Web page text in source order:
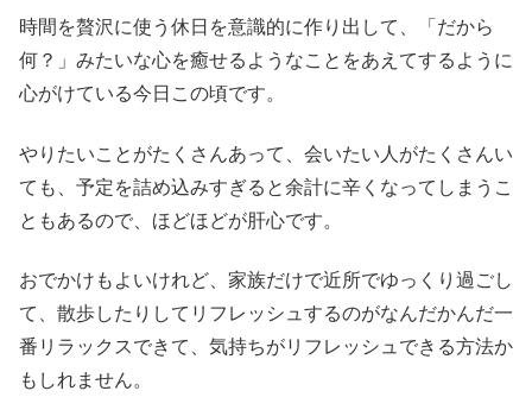
時間を贅沢に使う休日を意識的に作り出して、「だから
何？」みたいな心を癒せるようなことをあえてするように
心がけている今日この頃です。
やりたいことがたくさんあって、会いたい人がたくさんい
ても、予定を詰め込みすぎると余計に辛くなってしまうこ
ともあるので、ほどほどが肝心です。
おでかけもよいけれど、家族だけで近所でゆっくり過ごし
て、散歩したりしてリフレッシュするのがなんだかんだ一
番リラックスできて、気持ちがリフレッシュできる方法か
もしれません。